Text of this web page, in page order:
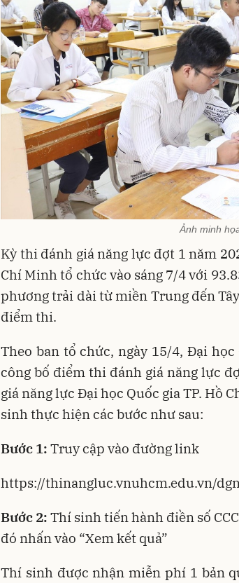
Ảnh minh
Kỳ thi đánh giá năng lực đợt 1 năm
Chí Minh tổ chức vào sáng 7/4 với
phương trải dài từ miền Trung đến
điểm thi.
Theo ban tổ chức, ngày 15/4, Đại
công bố điểm thi đánh giá năng lực
giá năng lực Đại học Quốc gia TP. Hồ
sinh thực hiện các bước như sau:
Bước 1: Truy cập vào đường link
https://thinangluc.vnuhcm.edu.vn/
Bước 2: Thí sinh tiến hành điền số
đó nhấn vào “Xem kết quả”
Thí sinh được nhận miễn phí 1 bản